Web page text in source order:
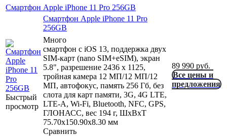
Смартфон Apple iPhone 11 Pro 256GB
Быстрый
просмотр
Смартфон Apple iPhone 11 Pro
256GB
Много
смартфон с iOS 13, поддержка двух
SIM-карт (nano SIM+eSIM), экран
5.8", разрешение 2436 x 1125,
тройная камера 12 МП/12 МП/12
МП, автофокус, память 256 Гб, без
слота для карт памяти, 3G, 4G LTE,
LTE-A, Wi-Fi, Bluetooth, NFC, GPS,
ГЛОНАСС, вес 194 г, ШxВxТ
75.70x150.90x8.30 мм
Сравнить
89 990 руб.
Все цены и
предложения